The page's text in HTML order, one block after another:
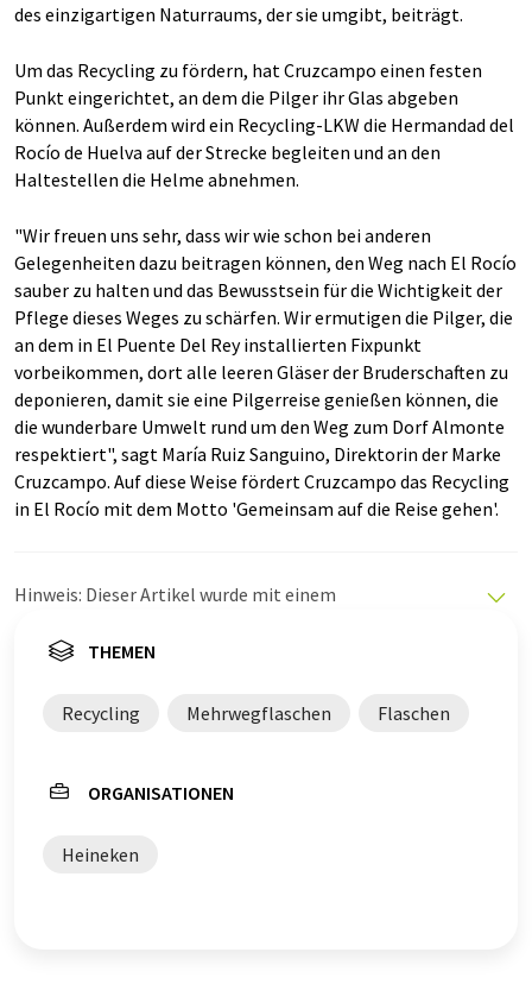
des einzigartigen Naturraums, der sie umgibt, beiträgt.
Um das Recycling zu fördern, hat Cruzcampo einen festen
Punkt eingerichtet, an dem die Pilger ihr Glas abgeben
können. Außerdem wird ein Recycling-LKW die Hermandad del
Rocío de Huelva auf der Strecke begleiten und an den
Haltestellen die Helme abnehmen.
"Wir freuen uns sehr, dass wir wie schon bei anderen
Gelegenheiten dazu beitragen können, den Weg nach El Rocío
sauber zu halten und das Bewusstsein für die Wichtigkeit der
Pflege dieses Weges zu schärfen. Wir ermutigen die Pilger, die
an dem in El Puente Del Rey installierten Fixpunkt
vorbeikommen, dort alle leeren Gläser der Bruderschaften zu
deponieren, damit sie eine Pilgerreise genießen können, die
die wunderbare Umwelt rund um den Weg zum Dorf Almonte
respektiert", sagt María Ruiz Sanguino, Direktorin der Marke
Cruzcampo. Auf diese Weise fördert Cruzcampo das Recycling
in El Rocío mit dem Motto 'Gemeinsam auf die Reise gehen'.
Hinweis: Dieser Artikel wurde mit einem
LUMITOS bietet diese automatischen Übersetzungen
Nachrichten zu präsentieren. Da dieser Artikel mit
automatischer Übersetzung übersetzt wurde, ist es
in der Grammatik enthält. Den ursprünglichen Artikel in
THEMEN
Recycling Mehrwegflaschen Flaschen
ORGANISATIONEN
Heineken